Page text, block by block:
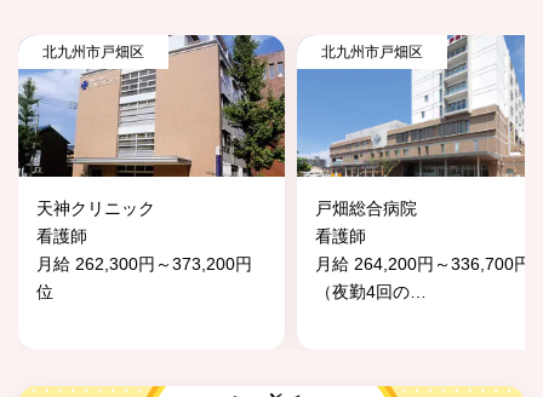
北九州市戸畑区
天神クリニック
看護師
月給 262,300円～373,200円
位
北九州市戸畑区
戸畑総合病院
看護師
月給 264,200円～336,700円
（夜勤4回の